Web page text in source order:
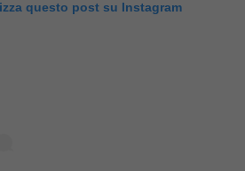
questo post su Instagram